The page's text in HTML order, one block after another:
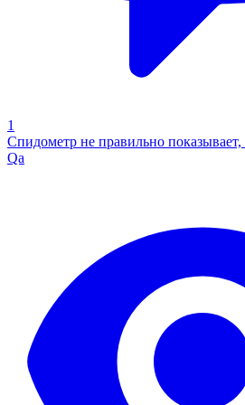
1
Спидометр не правильно
Qa